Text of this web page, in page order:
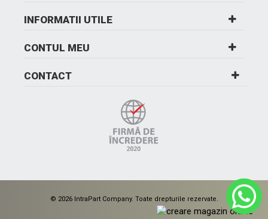
INFORMATII UTILE
CONTUL MEU
CONTACT
© 2026 IntraPart Company. Toate drepturile rezervate.